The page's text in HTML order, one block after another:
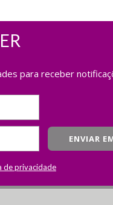
para receber
de privacidade